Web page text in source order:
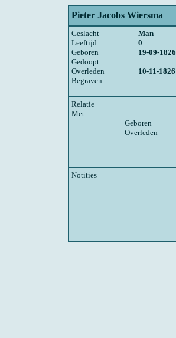
Pieter Jacobs Wiersma
Geslacht
Man
Leeftijd
0
Geboren
19-09-1826
Gedoopt
Overleden
10-11-1826
Begraven
Relatie
Met
Geboren
Overleden
Notities